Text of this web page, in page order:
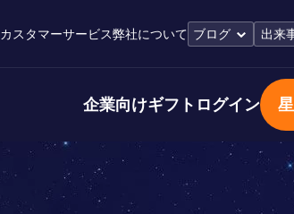
カスタマーサービス弊社について ブログ 出来
企業向けギフト ログイン